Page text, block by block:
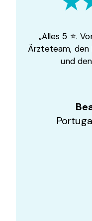
„Alles 5 ⭐️.
Ärzteteam, den
und